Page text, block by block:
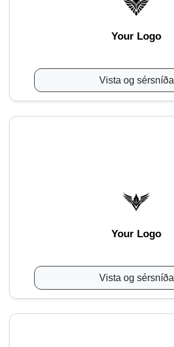
Your Logo
Vista og sérsníða
Your Logo
Vista og sérsníða